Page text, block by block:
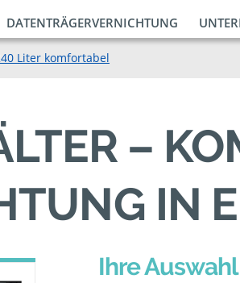
DATENTRÄGERVERNICHTUNG
Liter komfortabel
–
IN
Ihre